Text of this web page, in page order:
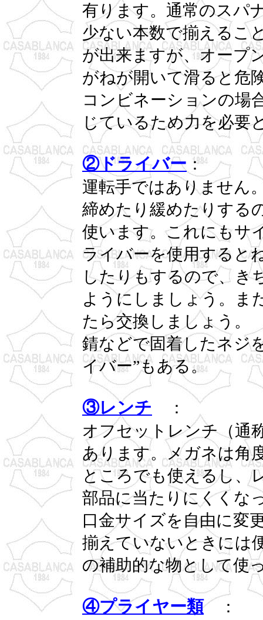
有ります。通常のスパ
少ない本数で揃えるこ
が出来ますが、オープ
がねが開いて滑ると危
コンビネーションの場
じているため力を必要
②ドライバー ：
運転手ではありません
締めたり緩めたりする
使います。これにもサ
ライバーを使用すると
したりもするので、き
ようにしましょう。ま
たら交換しましょう。
錆などで固着したネジ
イバー”もある。
③レンチ ：
オフセットレンチ（通
あります。メガネは角
ところでも使えるし、
部品に当たりにくくな
口金サイズを自由に変
揃えていないときには
の補助的な物として使
④プライヤー類：